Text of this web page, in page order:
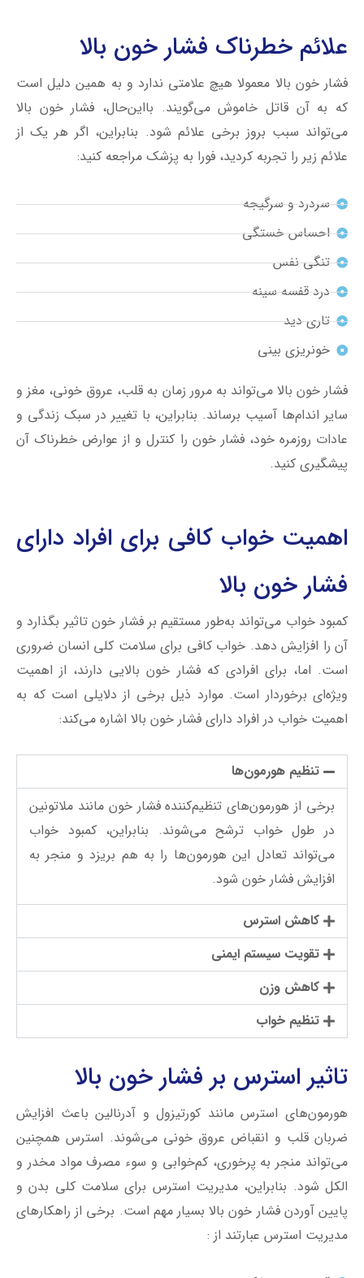
علائم خطرناک فشار خون بالا
فشار خون بالا معمولا هیچ علامتی ندارد و به همین دلیل است
که به آن قاتل خاموش می‌گویند. با‌این‌حال، فشار خون بالا
می‌تواند سبب بروز برخی علائم شود. بنابراین، اگر هر یک از
علائم زیر را تجربه کردید، فورا به پزشک مراجعه کنید:
سردرد و سرگیجه
احساس خستگی
تنگی نفس
درد قفسه سینه
تاری دید
خونریزی بینی
فشار خون بالا می‌تواند به مرور زمان به قلب، عروق خونی، مغز و
سایر اندام‌ها آسیب برساند. بنابراین، با تغییر در سبک زندگی و
عادات روزمره خود، فشار خون را کنترل و از عوارض خطرناک آن
پیشگیری کنید.
اهمیت خواب کافی برای افراد دارای
فشار خون بالا
کمبود خواب می‌تواند به‌طور مستقیم بر فشار خون تاثیر بگذارد و
آن را افزایش دهد. خواب کافی برای سلامت کلی انسان ضروری
است. اما، برای افرادی که فشار خون بالایی دارند، از اهمیت
ویژه‌ای برخوردار است. موارد ذیل برخی از دلایلی است که به
اهمیت خواب در افراد دارای فشار خون بالا اشاره می‌کند:
تنظیم هورمون‌ها
برخی از هورمون‌های تنظیم‌کننده فشار خون مانند ملاتونین
در طول خواب ترشح می‌شوند. بنابراین، کمبود خواب
می‌تواند تعادل این هورمون‌ها را به هم بریزد و منجر به
افزایش فشار خون شود.
کاهش استرس
تقویت سیستم ایمنی
کاهش وزن
تنظیم خواب
تاثیر استرس بر فشار خون بالا
هورمون‌های استرس مانند کورتیزول و آدرنالین باعث افزایش
ضربان قلب و انقباض عروق خونی می‌شوند. استرس همچنین
می‌تواند منجر به پرخوری، کم‌خوابی و سوء مصرف مواد مخدر و
الکل شود. بنابراین، مدیریت استرس برای سلامت کلی بدن و
پایین آوردن فشار خون بالا بسیار مهم است. برخی از راهکارهای
مدیریت استرس عبارتند از :